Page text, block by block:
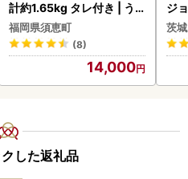
計約1.65kg タレ付き | う
なぎ蒲焼
福岡県須恵町
(8)
14,000
ジ
(1ケース)
ビ
茨
した返礼品